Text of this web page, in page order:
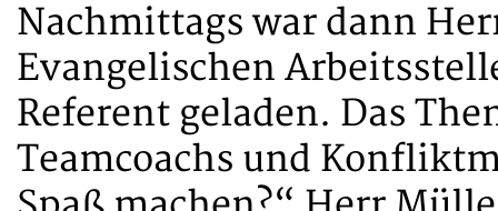
Nachmittags war dann
Evangelischen
Referent geladen. Das
Teamcoachs und